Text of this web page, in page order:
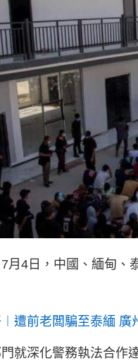
月4日，中國、緬甸、
遭前老闆騙至泰緬 廣
就深化警務執法合作